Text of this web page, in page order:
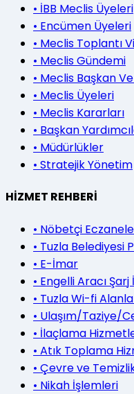
• İBB Meclis Üyeleri
• Encümen Üyeleri
• Meclis Toplantı
• Meclis Gündemi
• Meclis Başkan
• Meclis Üyeleri
• Meclis Kararları
• Başkan
• Müdürlükler
• Stratejik Yönetim
HİZMET REHBERİ
• Nöbetçi
• Tuzla Belediyesi
• E-İmar
• Engelli Aracı
• Tuzla Wi-fi
• Ulaşım/Taziye/
• İlaçlama
• Atık Toplama
• Çevre ve
• Nikah İşlemleri